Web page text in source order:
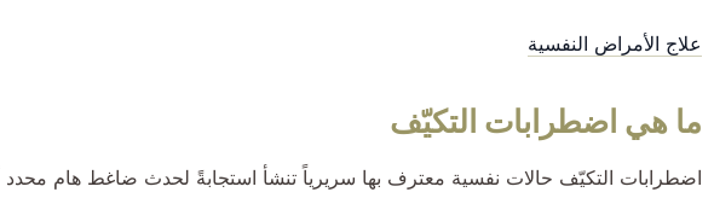
علاج الأمراض النفسية
ما هي اضطرابات التكيّف
اضطرابات التكيّف حالات نفسية معترف بها سريرياً تنشأ استجابةً لحدث ضاغط هام محدد